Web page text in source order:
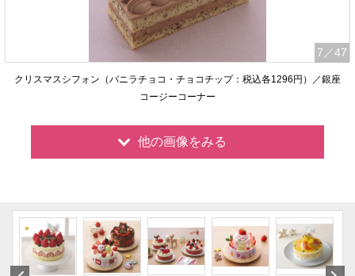
7 ／47
クリスマスシフォン（バニラチョコ・チョコチップ：税込各1296円）／銀座
コージーコーナー
他の画像をみる